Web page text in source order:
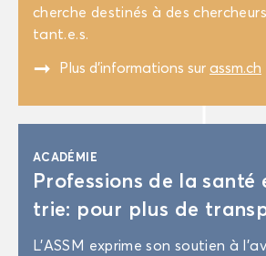
cherche des­ti­nés à des
tant.e.s.
" Plus d’in­for­ma­tions sur assm.ch
ACA­DÉ­MIE
Pro­fes­sions de la
trie: pour plus de
L'ASSM ex­prime son sou­tien à